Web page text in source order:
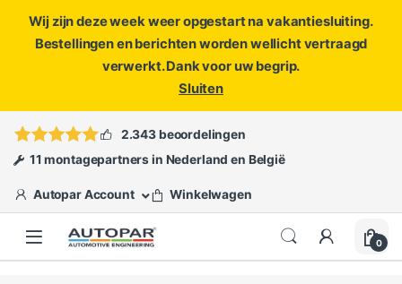
Wij zijn deze week weer opgestart na vakantiesluiting.
Bestellingen en berichten worden wellicht vertraagd
verwerkt. Dank voor uw begrip.
Sluiten
ofopen een ticket
2.343 beoordelingen
11 montagepartners in Nederland en België
Autopar Account Winkelwagen
0